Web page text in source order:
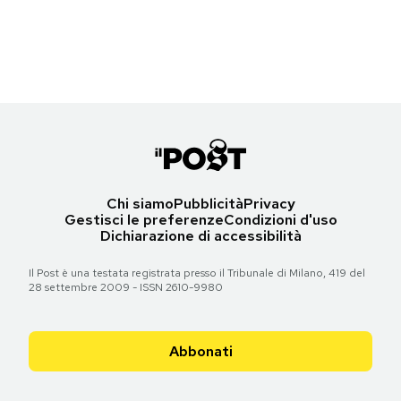
Chi siamoPubblicitàPrivacy
Gestisci le preferenzeCondizioni d'uso
Dichiarazione di accessibilità
Il Post è una testata registrata presso il Tribunale di Milano, 419 del
28 settembre 2009 - ISSN 2610-9980
Abbonati